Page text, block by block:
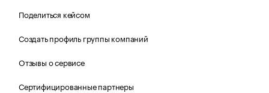
Поделиться кейсом
Создать профиль группы компаний
Отзывы о сервисе
Сертифицированные партнеры